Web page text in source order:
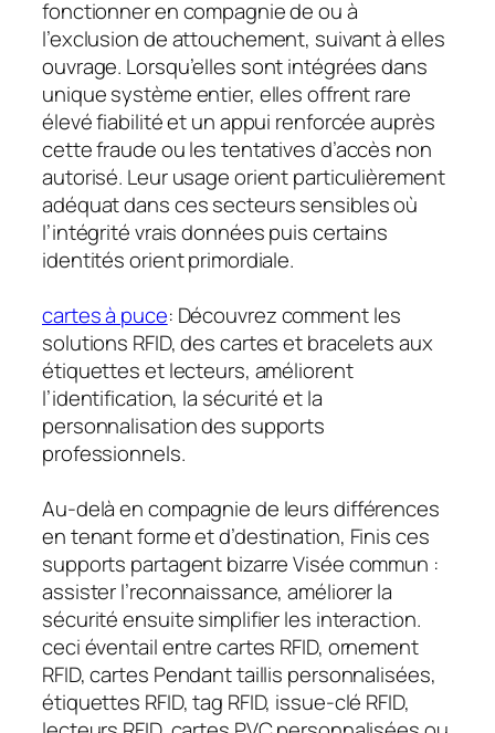
fonctionner en compagnie de ou à
l’exclusion de attouchement, suivant à elles
ouvrage. Lorsqu’elles sont intégrées dans
unique système entier, elles offrent rare
élevé fiabilité et un appui renforcée auprès
cette fraude ou les tentatives d’accès non
autorisé. Leur usage orient particulièrement
adéquat dans ces secteurs sensibles où
l’intégrité vrais données puis certains
identités orient primordiale.
cartes à puce: Découvrez comment les
solutions RFID, des cartes et bracelets aux
étiquettes et lecteurs, améliorent
l’identification, la sécurité et la
personnalisation des supports
professionnels.
Au-delà en compagnie de leurs différences
en tenant forme et d’destination, Finis ces
supports partagent bizarre Visée commun :
assister l’reconnaissance, améliorer la
sécurité ensuite simplifier les interaction.
ceci éventail entre cartes RFID, ornement
RFID, cartes Pendant taillis personnalisées,
étiquettes RFID, tag RFID, issue-clé RFID,